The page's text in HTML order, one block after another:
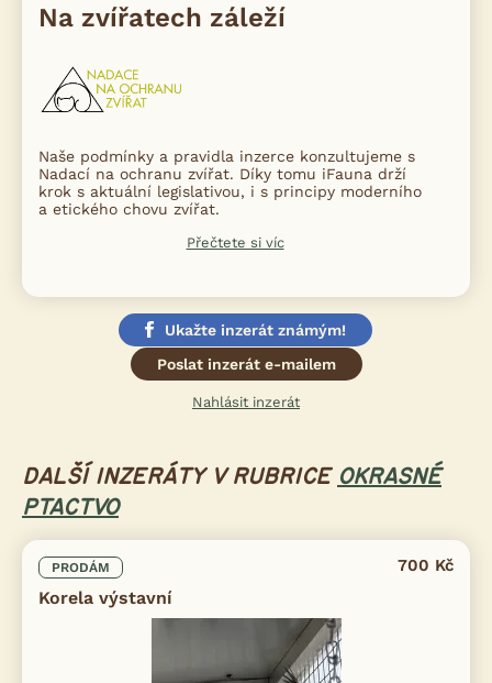
Na zvířatech záleží
Naše podmínky a pravidla inzerce konzultujeme s
Nadací na ochranu zvířat. Díky tomu iFauna drží
krok s aktuální legislativou, i s principy moderního
a etického chovu zvířat.
Přečtete si víc
Ukažte inzerát známým!
Poslat inzerát e-mailem
Nahlásit inzerát
DALŠÍ INZERÁTY V RUBRICE OKRASNÉ
PTACTVO
PRODÁM
Korela výstavní
700 Kč